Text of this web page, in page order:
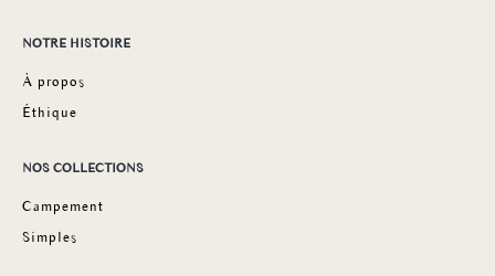
NOTRE HISTOIRE
À propos
Éthique
NOS COLLECTIONS
Campement
Simples